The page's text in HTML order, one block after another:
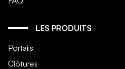
LES PRODUITS
Portails
Clôtures